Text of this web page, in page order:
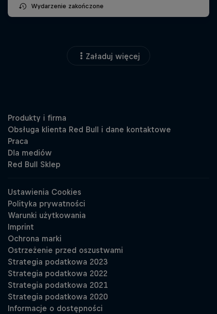
Wydarzenie zakończone
Załaduj więcej